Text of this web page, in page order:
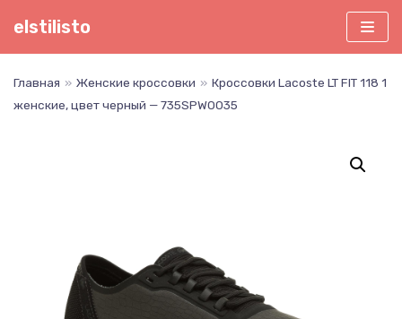
Перейти
elstilisto
Главная » Женские кроссовки » Кроссовки Lacoste LT FIT 118 1
женские, цвет черный — 735SPW0035